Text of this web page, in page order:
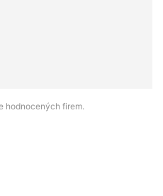
hodnocených firem.